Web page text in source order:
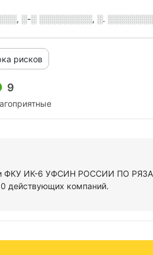
░-░ ░░░░░░░░░, ░.
рисков
9
ФКУ ИК-6 УФСИН РОССИИ ПО
действующих компаний.